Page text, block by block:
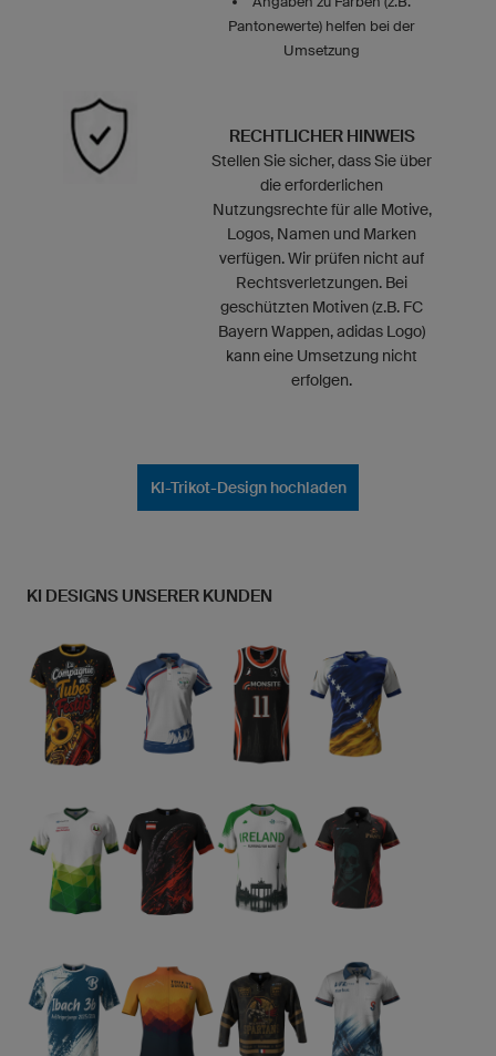
Pantonewerte) helfen bei der
Umsetzung
RECHTLICHER HINWEIS
Stellen Sie sicher, dass Sie über
die erforderlichen
Nutzungsrechte für alle Motive,
Logos, Namen und Marken
verfügen. Wir prüfen nicht auf
Rechtsverletzungen. Bei
geschützten Motiven (z.B. FC
Bayern Wappen, adidas Logo)
kann eine Umsetzung nicht
erfolgen.
KI-Trikot-Design hochladen
KI DESIGNS UNSERER KUNDEN